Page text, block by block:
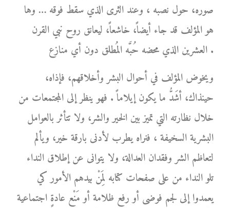
صوره، حول نصبه ، وعند الثرى الذي سقط فوقه … وها
هو المؤلف قد جاء أيضاً، خاشعاً، ليعانق روح نبي القرن
العشرين الذي محضه حُبَّه المُطلق دون أي منازع .
ويخوض المؤلف في أحوال البشر وأخلاقهم، فإذاه،
حينذاك، أشَدُّ ما يكون إيلاماً . فهو ينظر إلى المجتمعات من
خلال نظارته التي تميز بين الخير والشر، ولا تتأثر بالعوامل
البشرية السخيفة ، فنراه يطرب لأدنى بارقة خير، ويألم
لتعاظم الشر وفقدان العدالة، ولا يتوانى عن إطلاق النداء
تلو النداء من على صفحات كتابه لِمَنْ بيدهم الأمور كي
يعمدوا إلى لجم فوضى أو رفع ظلامة أو مَنْع عادةٍ اجتماعية